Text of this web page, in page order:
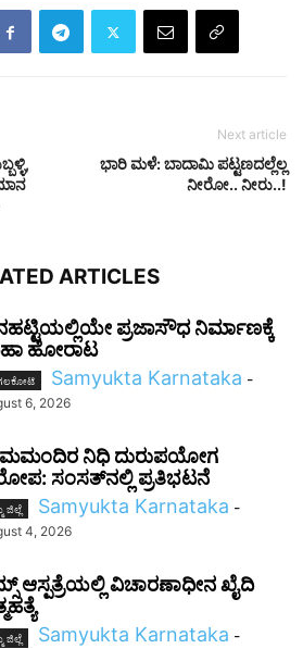
Next article
ಭಾರಿ ಮಳೆ: ಬಾದಾಮಿ ಪಟ್ಟಣದಲ್ಲೆಲ್ಲ
ನೀರೋ.. ನೀರು..!
ARTICLES
ಪ್ರಜಾಸೌಧ ನಿರ್ಮಾಣಕ್ಕೆ
ಹೋರಾಟ
Samyukta Karnataka -
6, 2026
ನಿಧಿ ದುರುಪಯೋಗ
ಸಂಸತ್‌ನಲ್ಲಿ ಪ್ರತಿಭಟನೆ
ಜಿಲ್ಲೆ Samyukta Karnataka -
4, 2026
ಆಸ್ಪತ್ರೆಯಲ್ಲಿ ವಿಚಾರಣಾಧೀನ ಖೈದಿ
ಜಿಲ್ಲೆ Samyukta Karnataka -